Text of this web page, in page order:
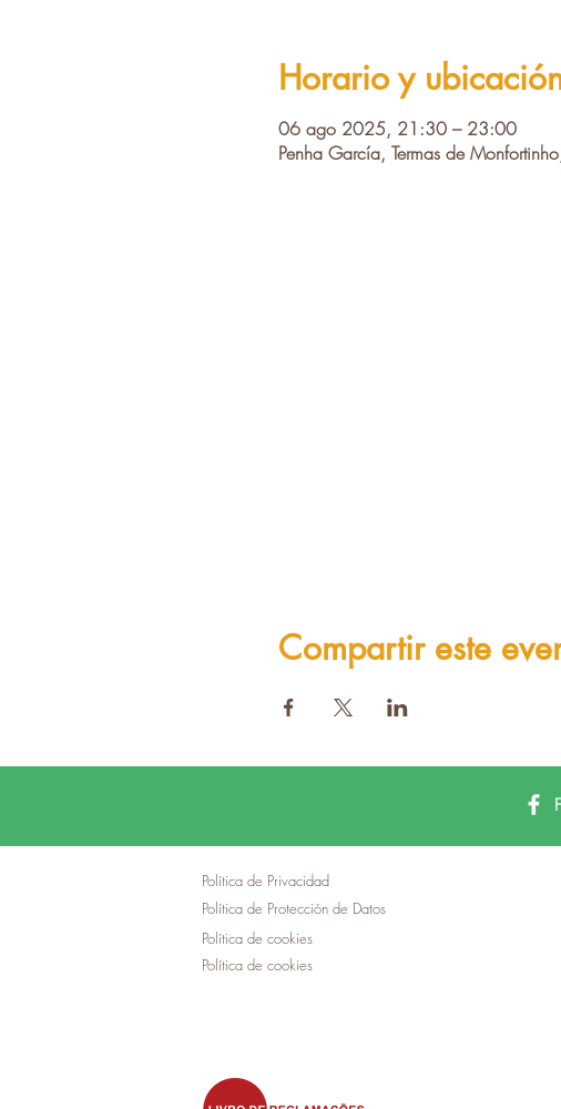
Horario y
06 ago 2025, 21:30 – 23:00
Penha García, Termas de
Compartir este
Política de Privacidad
Política de Protección de Datos
Política de cookies
Política de cookies